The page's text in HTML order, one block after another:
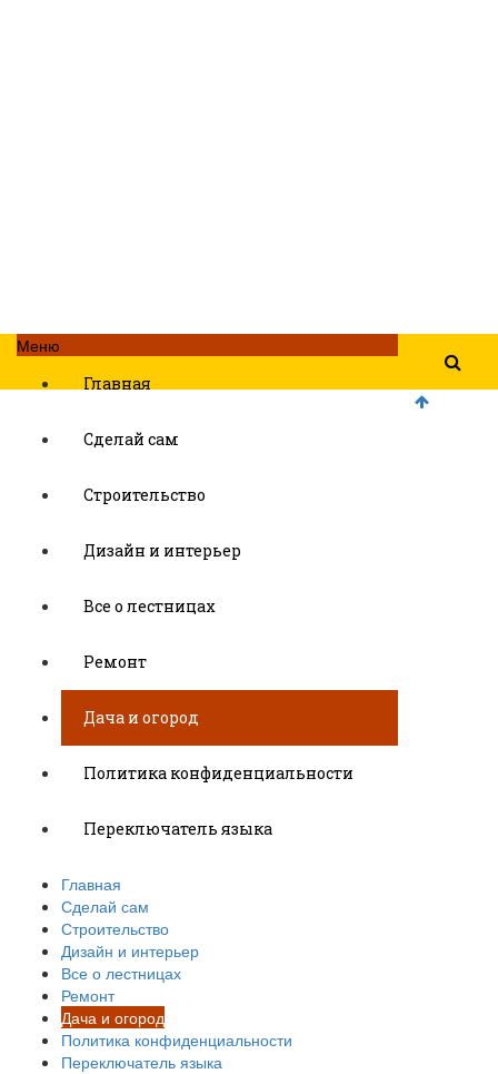
Меню
Главная
Сделай сам
Строительство
Дизайн и интерьер
Все о лестницах
Ремонт
Дача и огород
Политика конфиденциальности
Переключатель языка
Главная
Сделай сам
Строительство
Дизайн и интерьер
Все о лестницах
Ремонт
Дача и огород
Политика конфиденциальности
Переключатель языка